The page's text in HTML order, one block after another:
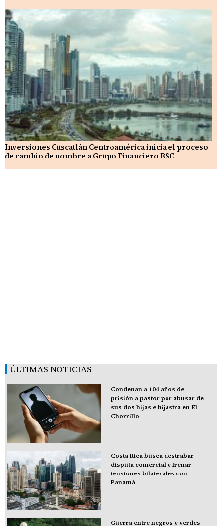
Inversiones Cuscatlán Centroamérica inicia el proceso
de cambio de nombre a Grupo Financiero BSC
ÚLTIMAS NOTICIAS
Condenan a 104 años de
prisión a pastor por abusar de
sus dos hijas e hijastra en El
Chorrillo
Costa Rica busca destrabar
disputa comercial y frenar
tensiones bilaterales con
Panamá
Guerra entre negros y verdes